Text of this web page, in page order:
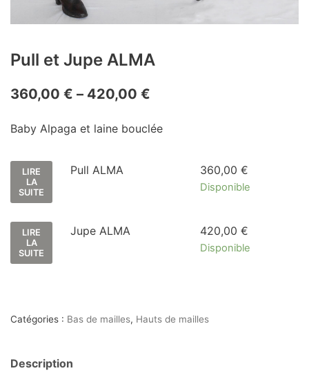
Pull et Jupe ALMA
360,00 € – 420,00 €
Baby Alpaga et laine bouclée
LIRE
LA
SUITE
Pull ALMA 360,00 €
Disponible
LIRE
LA
SUITE
Jupe ALMA 420,00 €
Disponible
Catégories : Bas de mailles, Hauts de mailles
Description